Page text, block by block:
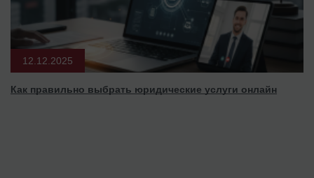
12.12.2025
Как правильно выбрать юридические услуги онлайн